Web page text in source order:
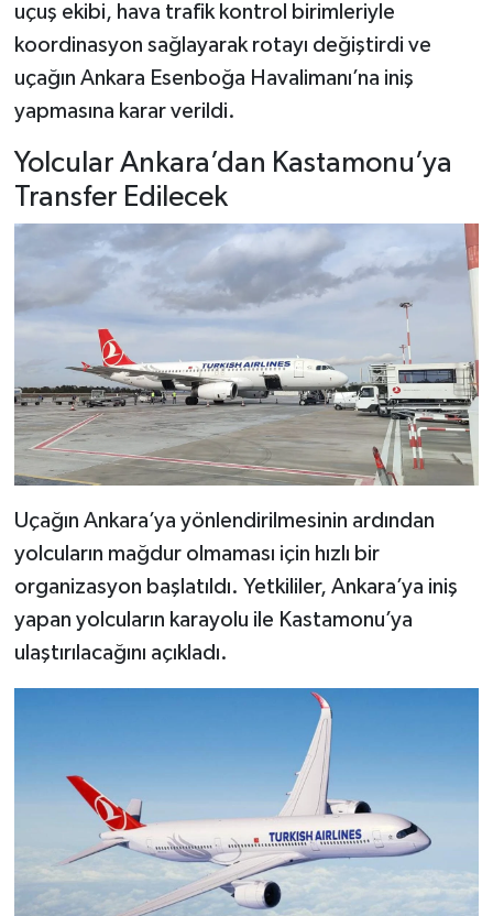
uçuş ekibi, hava trafik kontrol birimleriyle
koordinasyon sağlayarak rotayı değiştirdi ve
uçağın Ankara Esenboğa Havalimanı’na iniş
yapmasına karar verildi.
Yolcular Ankara’dan Kastamonu’ya
Transfer Edilecek
Uçağın Ankara’ya yönlendirilmesinin ardından
yolcuların mağdur olmaması için hızlı bir
organizasyon başlatıldı. Yetkililer, Ankara’ya iniş
yapan yolcuların karayolu ile Kastamonu’ya
ulaştırılacağını açıkladı.